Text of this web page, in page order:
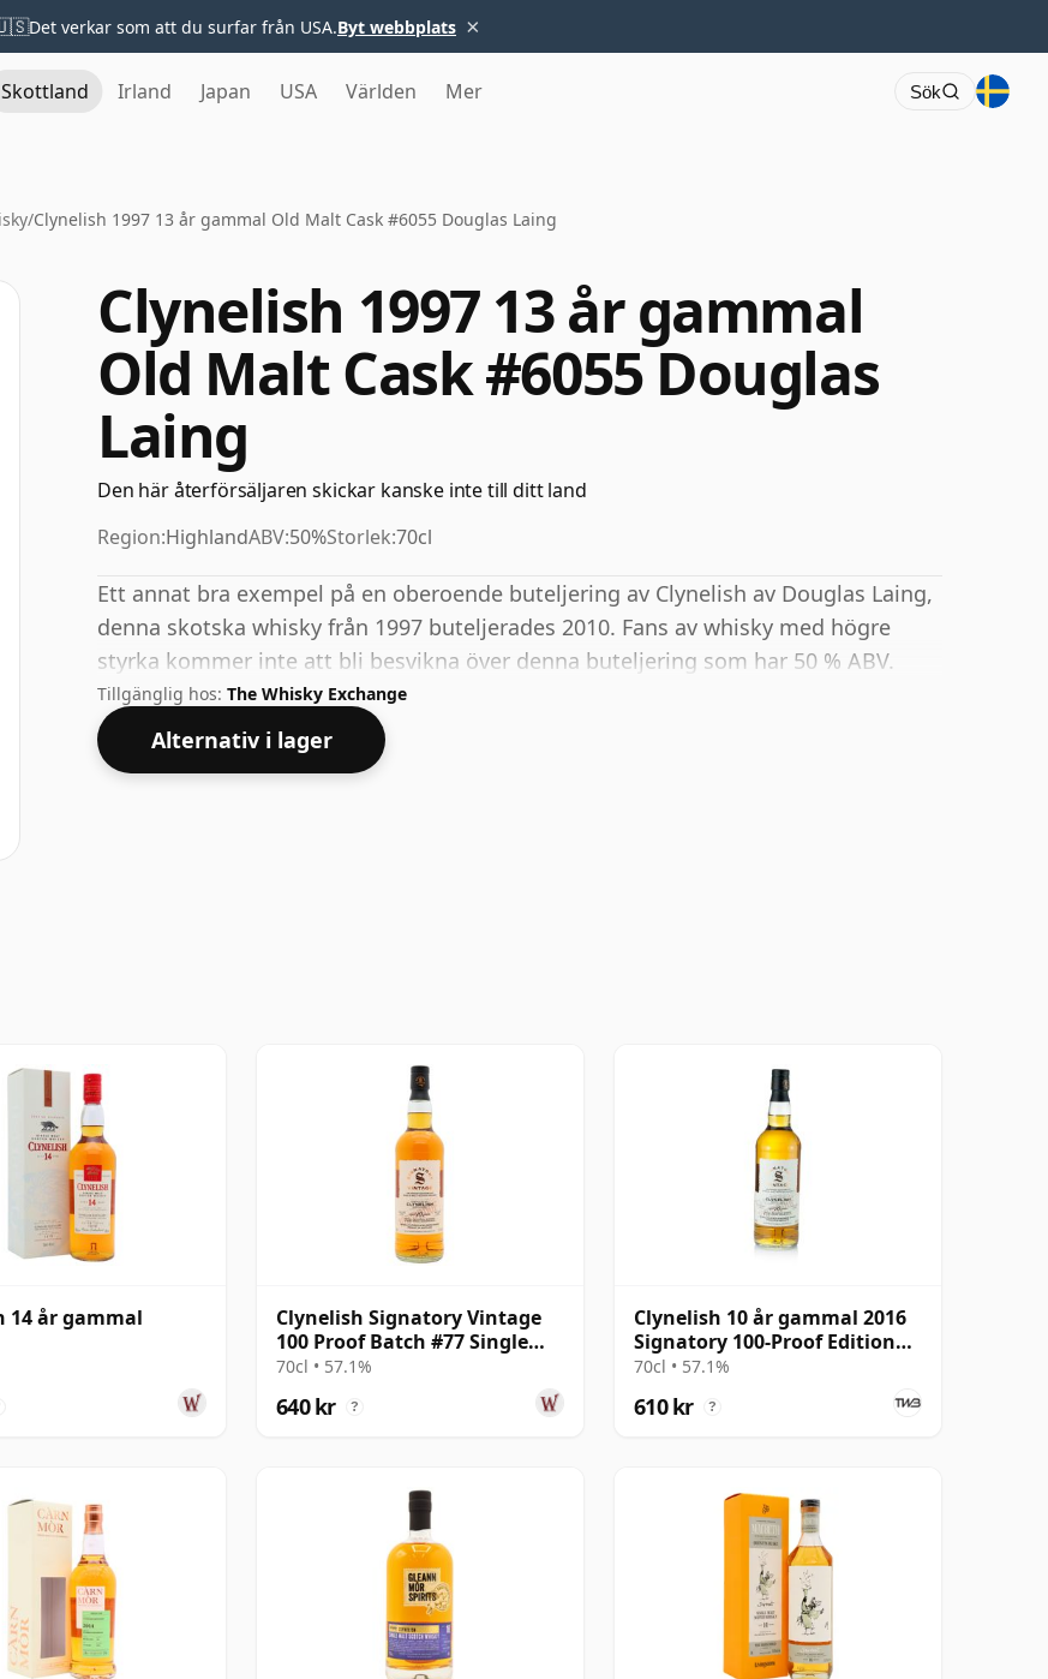
Det verkar som att du surfar från USA.Byt webbplats ×
Skottland Irland Japan USA Världen Mer Sök
/Clynelish 1997 13 år gammal Old Malt Cask #6055 Douglas Laing
Clynelish 1997 13 år gammal
Old Malt Cask #6055 Douglas
Laing
Den här återförsäljaren skickar kanske inte till ditt land
Region:HighlandABV:50%Storlek:70cl
Ett annat bra exempel på en oberoende buteljering av Clynelish av Douglas Laing,
denna skotska whisky från 1997 buteljerades 2010. Fans av whisky med högre
styrka kommer inte att bli besvikna över denna buteljering som har 50 % ABV.
Tillgänglig hos: The Whisky Exchange
Alternativ i lager
14 år gammal
Clynelish Signatory Vintage
100 Proof Batch #77 Single
Malt 2016 10 år gammal
70cl • 57.1%
640 kr ?
Clynelish 10 år gammal 2016
Signatory 100-Proof Edition
#77
70cl • 57.1%
610 kr ?